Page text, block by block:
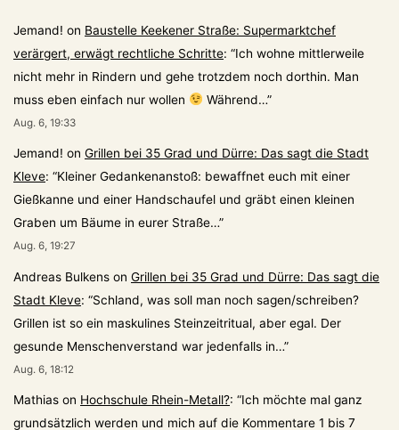
Jemand! on Baustelle Keekener Straße: Supermarktchef
verärgert, erwägt rechtliche Schritte: “Ich wohne mittlerweile
nicht mehr in Rindern und gehe trotzdem noch dorthin. Man
muss eben einfach nur wollen
Während…”
Aug. 6, 19:33
Jemand! on Grillen bei 35 Grad und Dürre: Das sagt die Stadt
Kleve: “Kleiner Gedankenanstoß: bewaffnet euch mit einer
Gießkanne und einer Handschaufel und gräbt einen kleinen
Graben um Bäume in eurer Straße…”
Aug. 6, 19:27
Andreas Bulkens on Grillen bei 35 Grad und Dürre: Das sagt die
Stadt Kleve: “Schland, was soll man noch sagen/schreiben?
Grillen ist so ein maskulines Steinzeitritual, aber egal. Der
gesunde Menschenverstand war jedenfalls in…”
Aug. 6, 18:12
Mathias on Hochschule Rhein-Metall?: “Ich möchte mal ganz
grundsätzlich werden und mich auf die Kommentare 1 bis 7